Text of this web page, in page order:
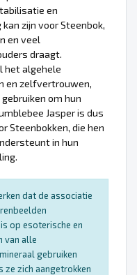
en
zijn voor Steenbok,
en veel
draagt.
het algehele
en zelfvertrouwen,
om hun
Jasper is dus
Steenbokken, die hen
in hun
dat de associatie
op esoterische en
van alle
gebruiken
zich aangetrokken